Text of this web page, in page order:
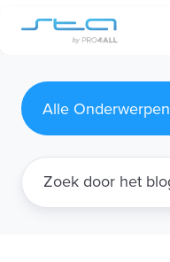
Alle Onderwerpen